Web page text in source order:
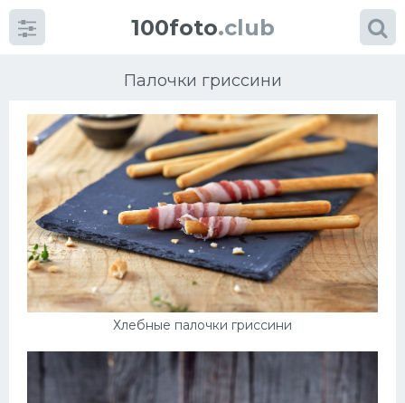
100foto.club
Палочки гриссини
Хлебные палочки гриссини
Категориикартинок
Супы
Мясные блюда